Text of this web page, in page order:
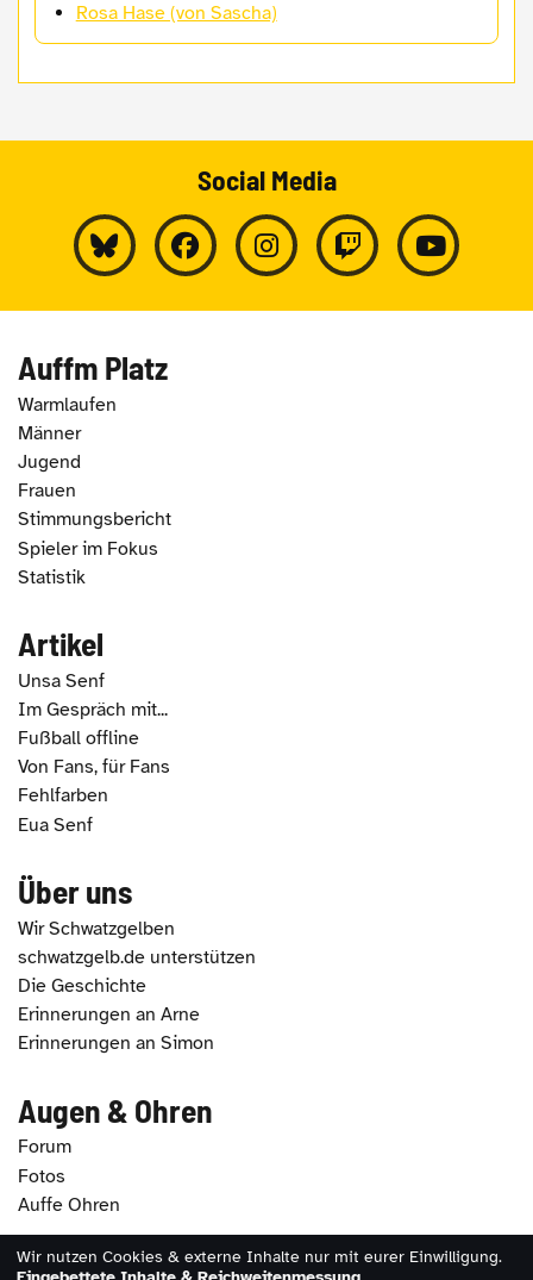
Rosa Hase (von Sascha)
Social Media
Auffm Platz
Warmlaufen
Männer
Jugend
Frauen
Stimmungsbericht
Spieler im Fokus
Statistik
Artikel
Unsa Senf
Im Gespräch mit...
Fußball offline
Von Fans, für Fans
Fehlfarben
Eua Senf
Über uns
Wir Schwatzgelben
schwatzgelb.de unterstützen
Die Geschichte
Erinnerungen an Arne
Erinnerungen an Simon
Augen & Ohren
Forum
Fotos
Auffe Ohren
Wir nutzen Cookies & externe Inhalte nur mit eurer Einwilligung.